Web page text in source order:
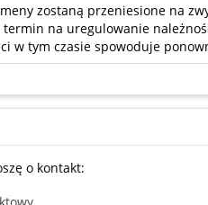
zostaną przeniesione na
termin na uregulowanie
w tym czasie spowoduje
o kontakt: